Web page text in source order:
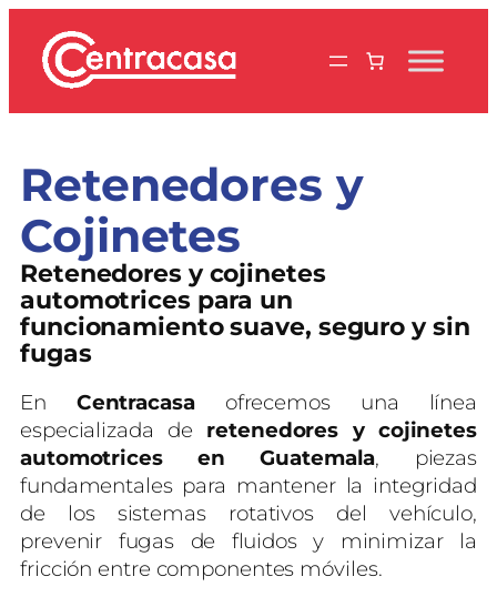
contenido
Retenedores y
Cojinetes
Retenedores y cojinetes
automotrices para un
funcionamiento suave, seguro y sin
fugas
En Centracasaofrecemos una línea
especializada de retenedores y cojinetes
automotrices en Guatemala, piezas
fundamentales para mantener la integridad
de los sistemas rotativos del vehículo,
prevenir fugas de fluidos y minimizar la
fricción entre componentes móviles.